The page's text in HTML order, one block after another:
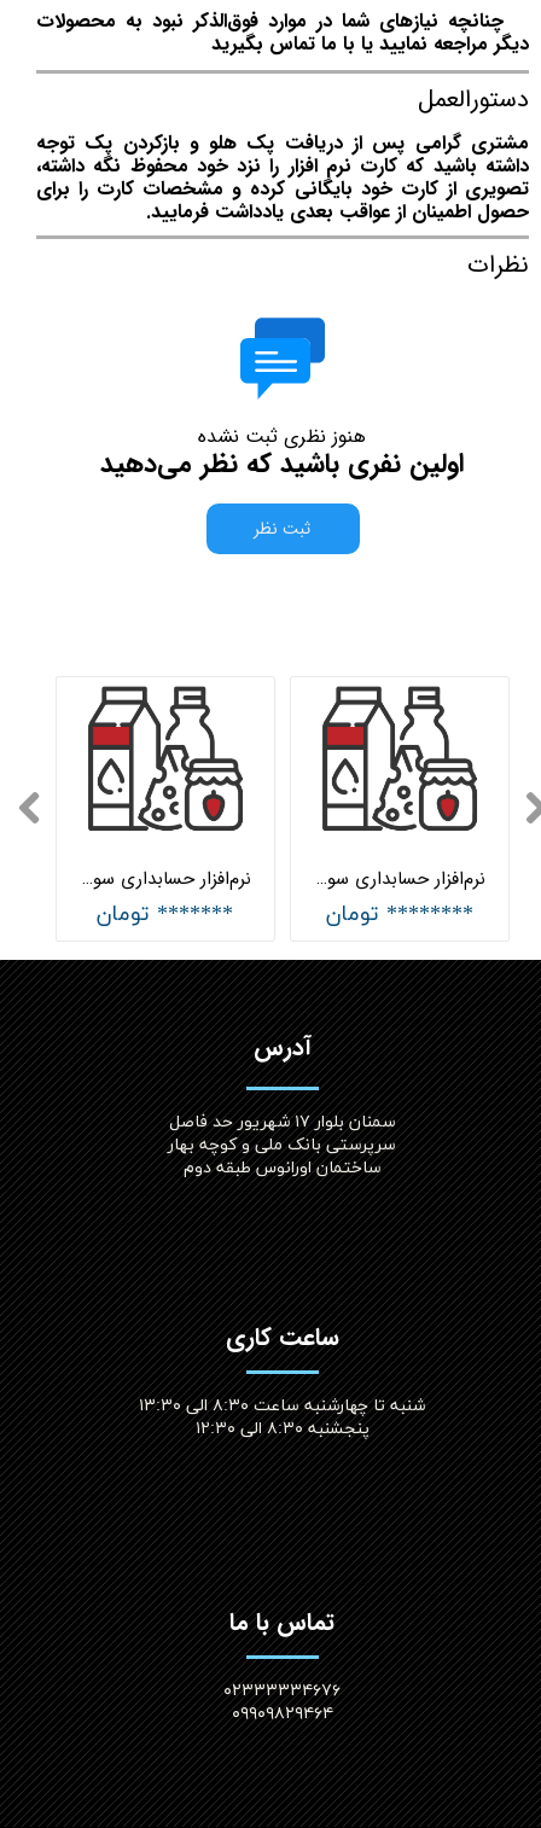
چنانچه نیازهای شما در موارد فوق‌الذکر نبود به محصولات
دیگر مراجعه نمایید یا با ما تماس بگیرید
دستورالعمل
مشتری گرامی پس از دریافت پک هلو و بازکردن پک توجه
داشته باشید که کارت نرم افزار را نزد خود محفوظ نگه داشته،
تصویری از کارت خود بایگانی کرده و مشخصات کارت را برای
حصول اطمینان از عواقب بعدی یادداشت فرمایید.
نظرات
هنوز نظری ثبت نشده
اولین نفری باشید که نظر می‌دهید
ثبت نظر
نرم‌افزار حسابداری سوپرمارکت ساده هلو APEX
******* تومان
نرم‌افزار حسابداری سوپرمارکت جامع هلو APEX
******** تومان
آدرس
سمنان بلوار ۱۷ شهریور حد فاصل
سرپرستی بانک ملی و کوچه بهار
ساختمان اورانوس طبقه دوم
ساعت کاری
شنبه تا چهارشنبه ساعت ۸:۳۰ الی ۱۳:۳۰
پنجشنبه ۸:۳۰ الی ۱۲:۳۰​​​​​​​
تماس با ما
۰۲۳۳۳۳۳۴۶۷۶
۰۹۹۰۹۸۲۹۴۶۴